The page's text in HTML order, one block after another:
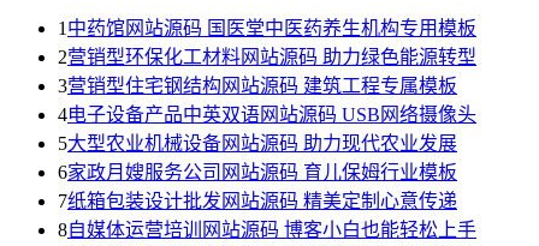
1 中药馆网站源码 国医堂中医药养生机构专用模板
2营销型环保化工材料网站源码 助力绿色能源转型
3营销型住宅钢结构网站源码 建筑工程专属模板
4电子设备产品中英双语网站源码 USB网络摄像头
5大型农业机械设备网站源码 助力现代农业发展
6家政月嫂服务公司网站源码 育儿保姆行业模板
7纸箱包装设计批发网站源码 精美定制心意传递
8自媒体运营培训网站源码 博客小白也能轻松上手